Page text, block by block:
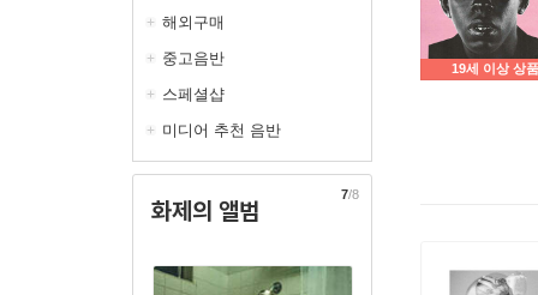
해외구매
중고음반
스페셜샵
미디어 추천 음반
화제의 앨범
7/8
19세 이상 상품